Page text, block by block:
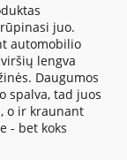
juo.
automobilio
lengva
Daugumos
spalva, tad juos
o ir kraunant
- bet koks